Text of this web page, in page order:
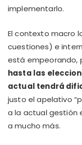
implementarlo.
El contexto macro
cuestiones) e
está empeorando,
hasta las
actual tendrá
justo el apelativo
a la actual gestión
a mucho más.